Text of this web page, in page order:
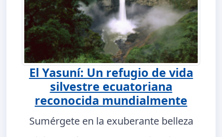
El Yasuní: Un refugio de vida
silvestre ecuatoriana
reconocida mundialmente
Sumérgete en la exuberante belleza